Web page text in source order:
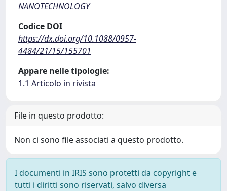
NANOTECHNOLOGY
Codice DOI
https://dx.doi.org/10.1088/0957-
4484/21/15/155701
Appare nelle tipologie:
1.1 Articolo in rivista
File in questo prodotto:
Non ci sono file associati a questo prodotto.
I documenti in IRIS sono protetti da copyright e
tutti i diritti sono riservati, salvo diversa